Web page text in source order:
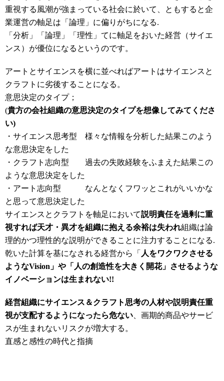
重視する風潮が強まっている社会に於いて、
ともすると企
業運営の軸足は「論理」に偏りがちになる.
「分析」「論理」「理性」てに軸足をおいた経営（サイエ
ンス）が優位になるというのです。
アートとサイエンスを横に並べればアートはサイエンスと
クラフトに劣後することになる。
意思決定のタイプ；
(貴方の会社組織の意思決定のタイプを想像してみてくださ
い)
・サイエンス思考型 様々な情報を分析した結果このよう
な意思決定をした
・クラフト志向型 過去の失敗経験をふまえた結果この
ような意思決定をした
・アート志向型 なんとなくフワッとこれがいいかな
と思って意思決定した
サイエンスとクラフトを軸足において説明責任を過剰に重
視すれば天才・異才を組織に抱える余裕は失われ組織は論
理的かつ理性的な説明ができることに注力することになる.
乾いた計算を基になされる経営から「 人をワクワクさせる
ようなVision」や 「人の創造性を大きく開花」 させるような
イノベーションは生まれない!!
経営組織にサイエンス＆クラフト思考の人材や説明責任重
視が支配するようになったら危ない 、画期的商品やサービ
スが生まれないリスクが増大する。
直感と感性の時代と指摘